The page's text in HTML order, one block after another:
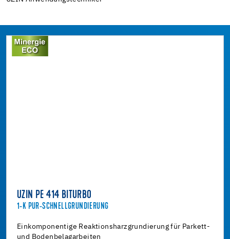
UZIN PE 414 BITURBO
1-K PUR-SCHNELLGRUNDIERUNG
Einkomponentige Reaktionsharzgrundierung für Parkett-
und Bodenbelagarbeiten